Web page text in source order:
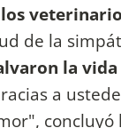
de la
la
a
concluyó